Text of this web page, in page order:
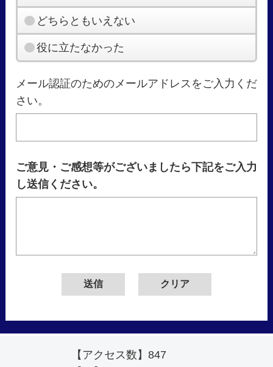
どちらともいえない
役に立たなかった
メール認証のためのメールアドレスをご入力くだ
さい。
ご意見・ご感想等がございましたら下記をご入力
し送信ください。
【アクセス数】 847